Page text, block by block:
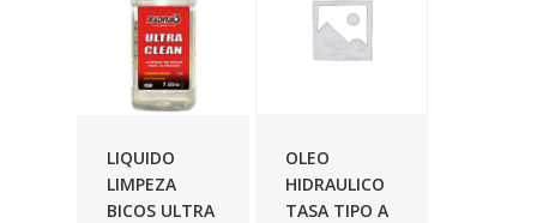
LIQUIDO
LIMPEZA
BICOS ULTRA
OLEO
HIDRAULICO
TASA TIPO A